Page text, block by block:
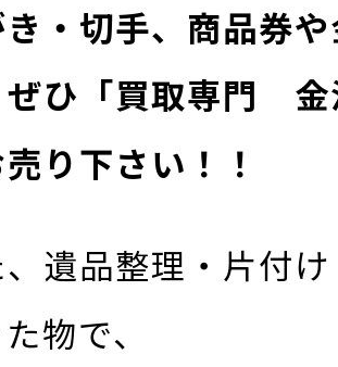
・切手、商品券
ぜひ「買取専門 金
り下さい！！
、遺品整理・片付
物で、